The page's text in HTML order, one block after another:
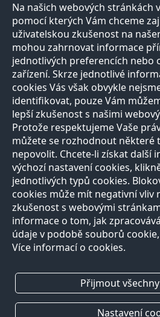
Na našich webových stránkách
pomocí kterých Vám chceme
uživatelskou zkušenost na
mohou zahrnovat informace
jednotlivých preferencích nebo
zařízení. Skrze jednotlivé
cookies Vás však obvykle
identifikovat, pouze Vám
lepší zkušenost s našimi
Protože respektujeme Vaše
můžete se rozhodnout některé
nepovolit. Chcete-li získat další
výchozí nastavení cookies,
jednotlivých typů cookies.
cookies může mít negativní vliv
zkušenost s webovými
informace o tom, jak
údaje v podobě souborů
Více informací o cookies.
Přijmout
Nastavení